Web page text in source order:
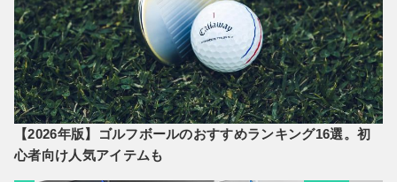
【2026年版】ゴルフボールのおすすめランキング16選。初
心者向け人気アイテムも